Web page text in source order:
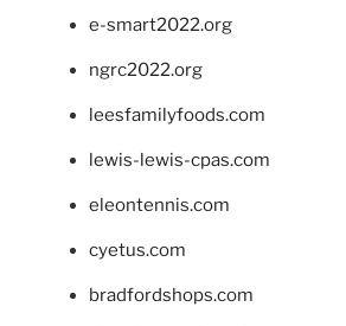
e-smart2022.org
ngrc2022.org
leesfamilyfoods.com
lewis-lewis-cpas.com
eleontennis.com
cyetus.com
bradfordshops.com